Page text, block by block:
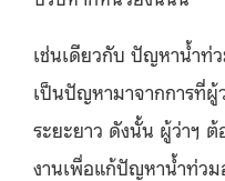
เช่นเดียวกับ ปัญหาน้ำท่
เป็นปัญหามาจากการที่ผู้
ระยะยาว ดังนั้น ผู้ว่าฯ
งานเพื่อแก้ปัญหาน้ำท่วม